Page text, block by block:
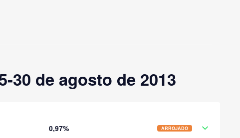
30 de agosto de 2013
0,97% ARROJADO